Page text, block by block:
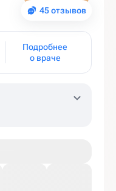
45 отзывов
Подробнее
о враче